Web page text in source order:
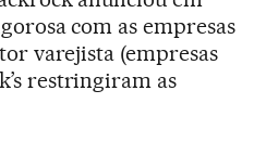
com as empresas
varejista (empresas
restringiram as